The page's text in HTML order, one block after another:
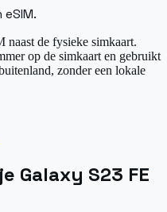
naast de fysieke simkaart.
op de simkaart en gebruikt
zonder een lokale
Galaxy S23 FE